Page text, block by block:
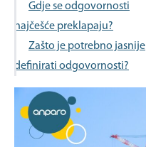
Gdje se odgovornosti
najčešće preklapaju?
Zašto je potrebno jasnije
definirati odgovornosti?